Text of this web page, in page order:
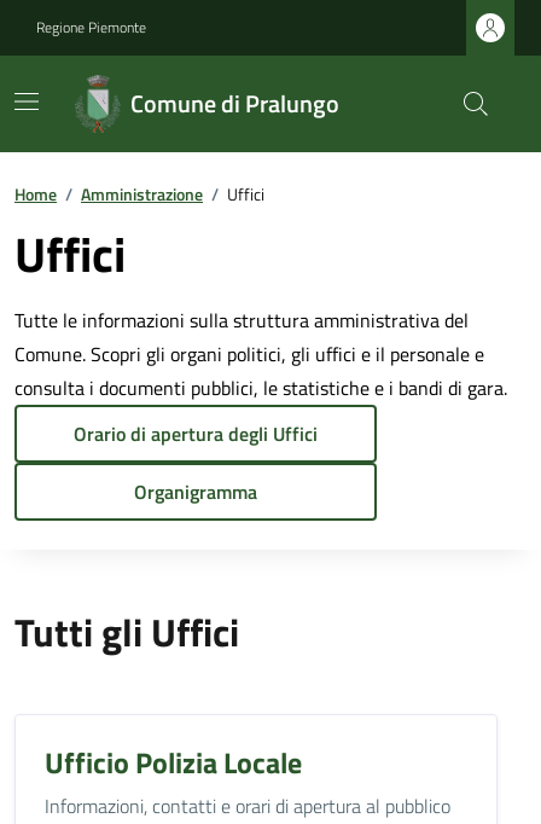
Regione Piemonte
Comune di Pralungo
Home / Amministrazione / Uffici
Uffici
Tutte le informazioni sulla struttura amministrativa del
Comune. Scopri gli organi politici, gli uffici e il personale e
consulta i documenti pubblici, le statistiche e i bandi di gara.
Orario di apertura degli Uffici
Organigramma
Tutti gli Uffici
Ufficio Polizia Locale
Informazioni, contatti e orari di apertura al pubblico